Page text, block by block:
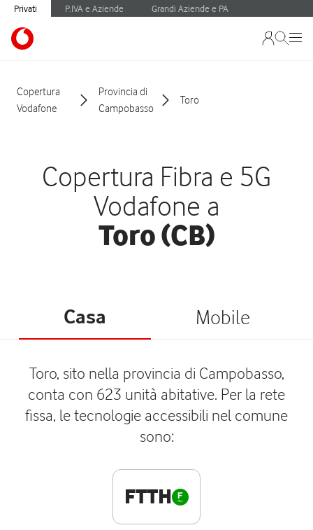
Privati P.IVA e Aziende Grandi Aziende e PA
Copertura
Vodafone
Provincia di
Campobasso
Toro
Copertura Fibra e 5G
Vodafone a
Toro (CB)
Casa Mobile
Toro, sito nella provincia di Campobasso,
conta con 623 unità abitative. Per la rete
fissa, le tecnologie accessibili nel comune
sono:
FTTH